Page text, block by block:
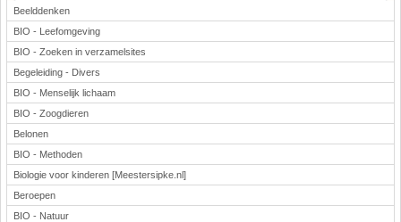
Beelddenken
BIO - Leefomgeving
BIO - Zoeken in verzamelsites
Begeleiding - Divers
BIO - Menselijk lichaam
BIO - Zoogdieren
Belonen
BIO - Methoden
Biologie voor kinderen [Meestersipke.nl]
Beroepen
BIO - Natuur